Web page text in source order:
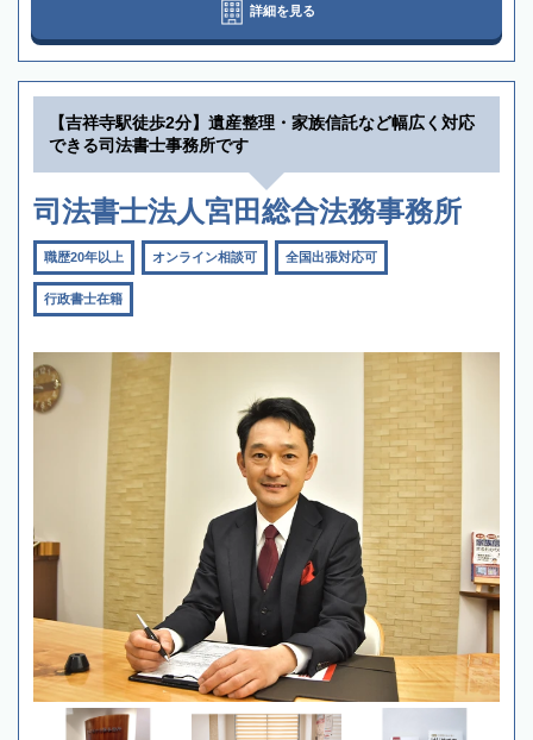
詳細を見る
【吉祥寺駅徒歩2分】遺産整理・家族信託など幅広く対応
できる司法書士事務所です
司法書士法人宮田総合法務事務所
職歴20年以上 オンライン相談可 全国出張対応可
行政書士在籍